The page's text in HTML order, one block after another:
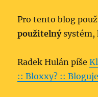
Pro tento blog
použitelnýsystém,
Radek Hulán píše
:: Bloxxy? ::